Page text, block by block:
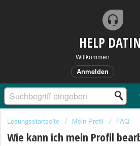
HELP
Willkommen
Anmelden
Lösungsstartseite Mein Profil FAQ
Wie kann ich mein Profil